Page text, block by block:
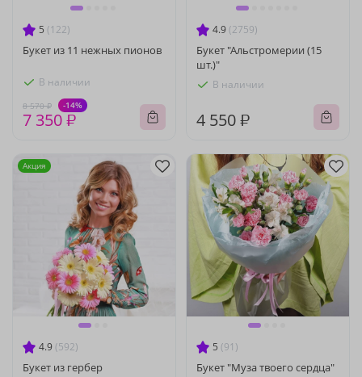
5 (122)
Букет из 11 нежных пионов
В наличии
8 570 ₽ -14%
7 350 ₽
4.9 (2759)
Букет "Альстромерии (15
шт.)"
В наличии
4 550 ₽
4.9 (592)
Букет из гербер
Акция
5 (91)
Букет "Муза твоего сердца"